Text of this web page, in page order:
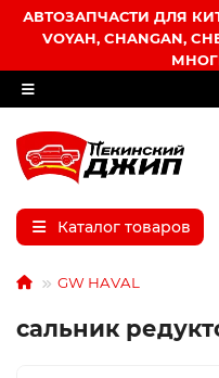
АВТОЗАПЧАСТИ ДЛЯ
VOYAH, CHANGAN,
Каталог товаров
GW HAVAL
сальник